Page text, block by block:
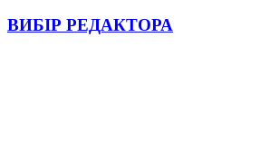
ВИБІР РЕДАКТОРА